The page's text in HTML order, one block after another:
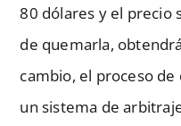
80 dólares y el precio
de quemarla,
cambio, el proceso
un sistema de